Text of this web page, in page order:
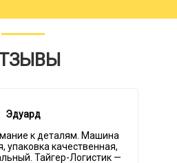
Эдуард
к деталям. Машина
упаковка качественная,
Тайгер-Логистик —